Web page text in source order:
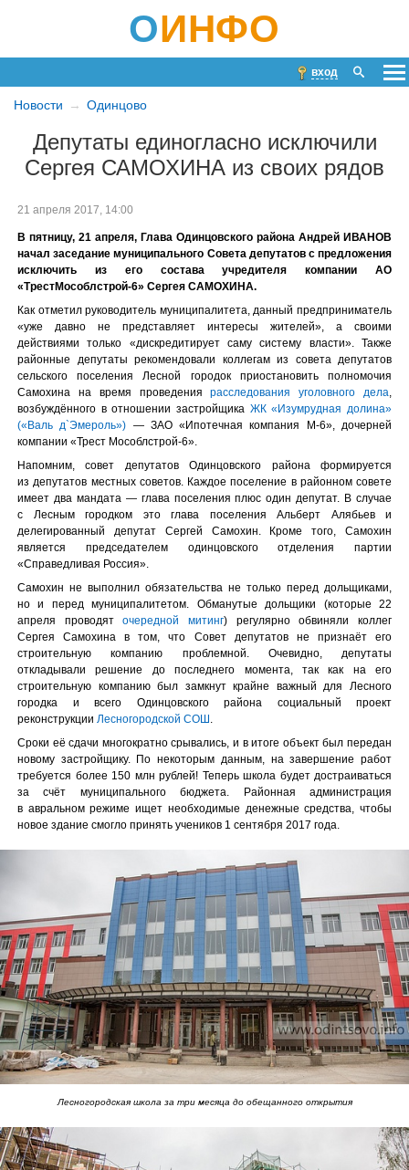
ОИНФО
вход
Новости Одинцово
Депутаты единогласно исключили
Сергея САМОХИНА из своих рядов
21 апреля 2017, 14:00
В пятницу, 21 апреля, Глава Одинцовского района Андрей ИВАНОВ
начал заседание муниципального Совета депутатов с предложения
исключить из его состава учредителя компании АО
«ТрестМособлстрой-6» Сергея САМОХИНА.
Как отметил руководитель муниципалитета, данный предприниматель
«уже давно не представляет интересы жителей», а своими
действиями только «дискредитирует саму систему власти». Также
районные депутаты рекомендовали коллегам из совета депутатов
сельского поселения Лесной городок приостановить полномочия
Самохина на время проведениярасследования уголовного дела
возбуждённого в отношении застройщика ЖК «Изумрудная долина»
(«Валь д`Эмероль») — ЗАО «Ипотечная компания М-6», дочерней
компании «Трест Мособлстрой-6».
Напомним, совет депутатов Одинцовского района формируется
из депутатов местных советов. Каждое поселение в районном совете
имеет два мандата — глава поселения плюс один депутат. В случае
с Лесным городком это глава поселения Альберт Алябьев и
делегированный депутат Сергей Самохин. Кроме того, Самохин
является председателем одинцовского отделения партии
«Справедливая Россия».
Самохин не выполнил обязательства не только перед дольщиками,
но и перед муниципалитетом. Обманутые дольщики (которые 22
апреля проводяточередной митинг) регулярно обвиняли коллег
Сергея Самохина в том, что Совет депутатов не признаёт его
строительную компанию проблемной. Очевидно, депутаты
откладывали решение до последнего момента, так как на его
строительную компанию был замкнут крайне важный для Лесного
городка и всего Одинцовского района социальный проект
реконструкции Лесногородской СОШ
Сроки её сдачи многократно срывались, и в итоге объект был передан
новому застройщику. По некоторым данным, на завершение работ
требуется более 150 млн рублей! Теперь школа будет достраиваться
за счёт муниципального бюджета. Районная администрация
в авральном режиме ищет необходимые денежные средства, чтобы
новое здание смогло принять учеников 1 сентября 2017 года.
Лесногородская школа за три месяца до обещанного открытия